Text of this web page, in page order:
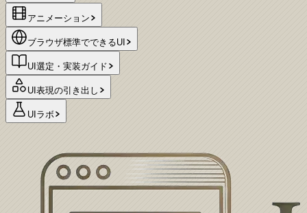
アニメーション
ブラウザ標準でできるUI
UI選定・実装ガイド
UI表現の引き出し
UIラボ